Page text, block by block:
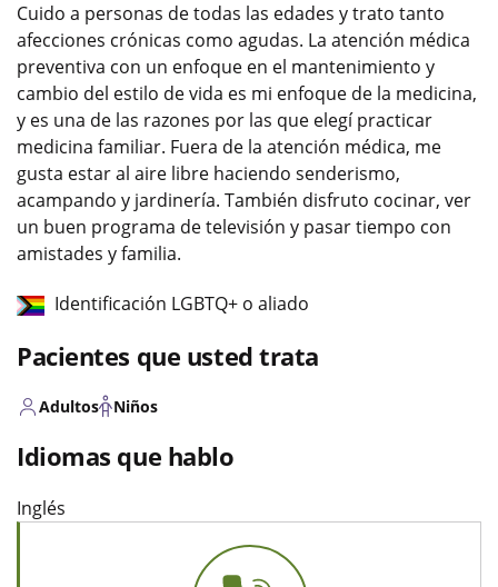
Cuido a personas de todas las edades y trato tanto
afecciones crónicas como agudas. La atención médica
preventiva con un enfoque en el mantenimiento y
cambio del estilo de vida es mi enfoque de la medicina,
y es una de las razones por las que elegí practicar
medicina familiar. Fuera de la atención médica, me
gusta estar al aire libre haciendo senderismo,
acampando y jardinería. También disfruto cocinar, ver
un buen programa de televisión y pasar tiempo con
amistades y familia.
Identificación LGBTQ+ o aliado
Pacientes que usted trata
Adultos Niños
Idiomas que hablo
Inglés